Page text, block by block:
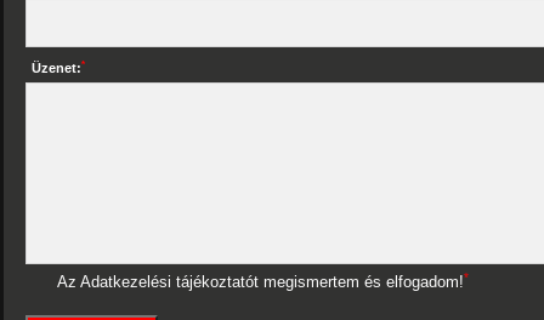
Üzenet:*
Az Adatkezelési tájékoztatót megismertem és elfogadom!*